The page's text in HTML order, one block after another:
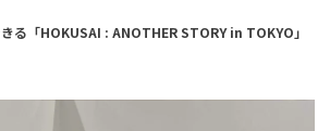
る「HOKUSAI : ANOTHER STORY in TOKYO」